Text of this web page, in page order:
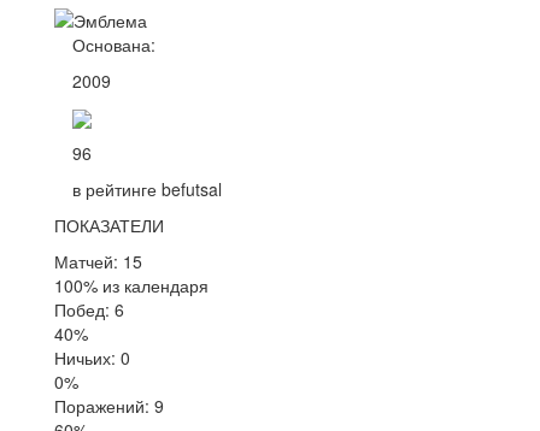
Основана:
2009
96
в рейтинге befutsal
ПОКАЗАТЕЛИ
Матчей: 15
100% из календаря
Побед: 6
40%
Ничьих: 0
0%
Поражений: 9